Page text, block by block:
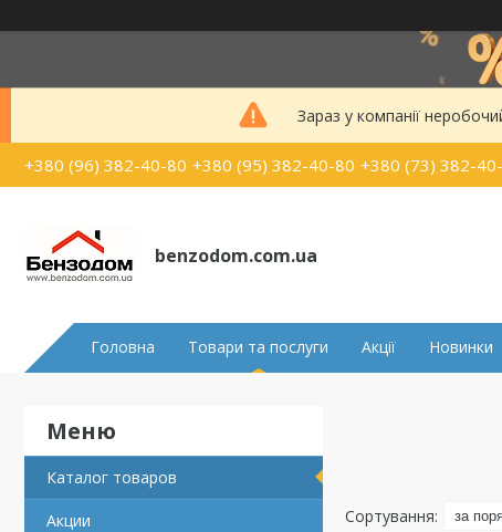
Зараз у компанії
+380 (96) 382-40-80 +380 (95) 382-40-80 +380 (73) 382-
benzodom.com.ua
Головна Товари та послуги Акції Новинки
Каталог товаров
Акции